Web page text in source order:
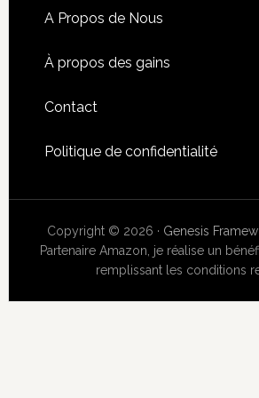
A Propos de Nous
À propos des gains
Contact
Politique de confidentialité
Copyright © 2026 · Genesis
Partenaire Amazon, je réalise un
remplissant les conditions